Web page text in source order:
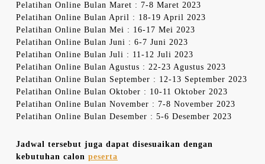
Pelatihan Online Bulan Maret : 7-8 Maret 2023
Pelatihan Online Bulan April : 18-19 April 2023
Pelatihan Online Bulan Mei : 16-17 Mei 2023
Pelatihan Online Bulan Juni : 6-7 Juni 2023
Pelatihan Online Bulan Juli : 11-12 Juli 2023
Pelatihan Online Bulan Agustus : 22-23 Agustus 2023
Pelatihan Online Bulan September : 12-13 September 2023
Pelatihan Online Bulan Oktober : 10-11 Oktober 2023
Pelatihan Online Bulan November : 7-8 November 2023
Pelatihan Online Bulan Desember : 5-6 Desember 2023
Jadwal tersebut juga dapat disesuaikan dengan
kebutuhan calon peserta